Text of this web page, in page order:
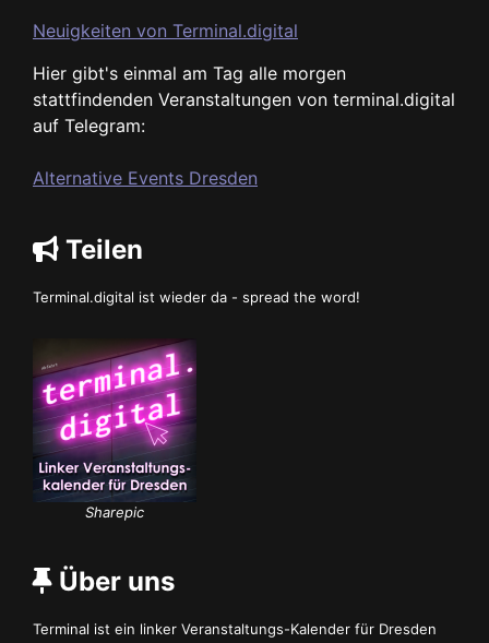
Neuigkeiten von Terminal.digital
Hier gibt's einmal am Tag alle morgen
stattfindenden Veranstaltungen von terminal.digital
auf Telegram:
Alternative Events Dresden
Teilen
Terminal.digital ist wieder da - spread the word!
Sharepic
Über uns
Terminal ist ein linker Veranstaltungs-Kalender für Dresden